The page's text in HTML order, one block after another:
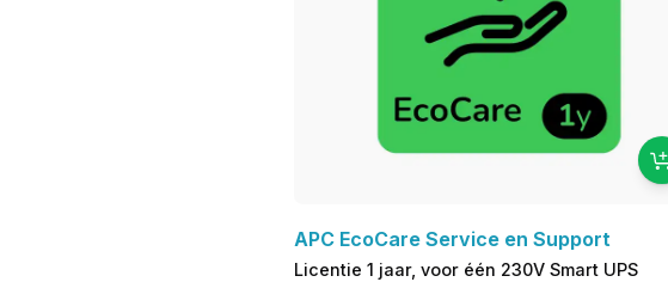
APC EcoCare Service en Support
Licentie 1 jaar, voor één 230V Smart UPS